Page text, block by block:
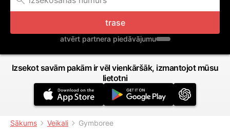
trase
atvērt partnera piedāvājumu
Izsekot savām pakām ir vēl vienkāršāk, izmantojot mūsu
lietotni
Sākums Veikali Gymboree